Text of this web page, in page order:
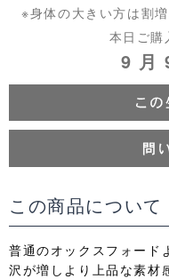
※身体の大きい方は割
本日ご購
9 月
この商品について
普通のオックスフォード
沢が増しより上品な素材